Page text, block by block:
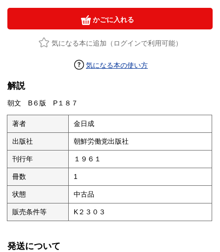
かごに入れる
気になる本に追加（ログインで利用可能）
気になる本の使い方
解説
朝文 B６版 P１８７
著者 金日成
出版社 朝鮮労働党出版社
刊行年 １９６１
冊数 1
状態 中古品
販売条件等 K２３０３
発送について